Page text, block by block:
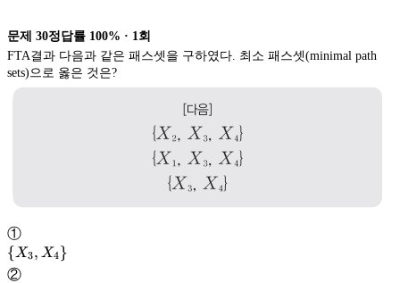
문제 30정답률 100% · 1 회
FTA결과 다음과 같은 패스셋을 구하였다. 최소 패스셋(minimal path
sets)으로 옳은 것은?
①
\left\{ X_{3},
X_{4}\right\}
{X3, X4}
②